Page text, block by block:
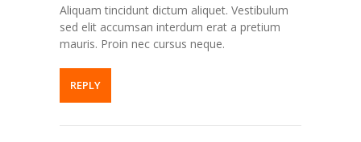
Aliquam tincidunt dictum aliquet. Vestibulum
sed elit accumsan interdum erat a pretium
mauris. Proin nec cursus neque.
REPLY